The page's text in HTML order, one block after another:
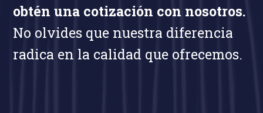
Buscar
obtén una cotización con nosotros.
No olvides que nuestra diferencia
radica en la calidad que ofrecemos.